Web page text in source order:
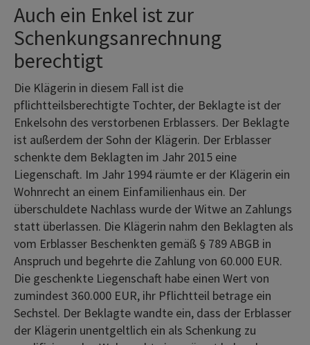
Auch ein Enkel ist zur
Schenkungsanrechnung
berechtigt
Die Klägerin in diesem Fall ist die
pflichtteilsberechtigte Tochter, der Beklagte ist der
Enkelsohn des verstorbenen Erblassers. Der Beklagte
ist außerdem der Sohn der Klägerin. Der Erblasser
schenkte dem Beklagten im Jahr 2015 eine
Liegenschaft. Im Jahr 1994 räumte er der Klägerin ein
Wohnrecht an einem Einfamilienhaus ein. Der
überschuldete Nachlass wurde der Witwe an Zahlungs
statt überlassen. Die Klägerin nahm den Beklagten als
vom Erblasser Beschenkten gemäß § 789 ABGB in
Anspruch und begehrte die Zahlung von 60.000 EUR.
Die geschenkte Liegenschaft habe einen Wert von
zumindest 360.000 EUR, ihr Pflichtteil betrage ein
Sechstel. Der Beklagte wandte ein, dass der Erblasser
der Klägerin unentgeltlich ein als Schenkung zu